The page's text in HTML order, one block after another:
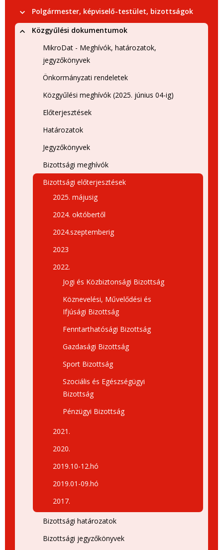
Polgármester, képviselő-testület, bizottságok
Közgyűlési dokumentumok
MikroDat - Meghívók, határozatok,
jegyzőkönyvek
Önkormányzati rendeletek
Közgyűlési meghívók (2025. június 04-ig)
Előterjesztések
Határozatok
Jegyzőkönyvek
Bizottsági meghívók
Bizottsági előterjesztések
2025. májusig
2024. októbertől
2024.szeptemberig
2023
2022.
Jogi és Közbiztonsági Bizottság
Köznevelési, Művelődési és
Ifjúsági Bizottság
Fenntarthatósági Bizottság
Gazdasági Bizottság
Sport Bizottság
Szociális és Egészségügyi
Bizottság
Pénzügyi Bizottság
2021.
2020.
2019.10-12.hó
2019.01-09.hó
2017.
Bizottsági határozatok
Bizottsági jegyzőkönyvek